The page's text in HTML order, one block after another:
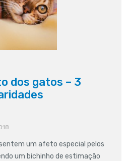
dos gatos – 3
um afeto especial pelos
um bichinho de estimação